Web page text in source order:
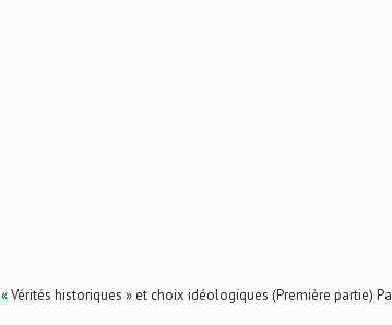
« Vérités historiques » et choix idéologiques (Première partie)